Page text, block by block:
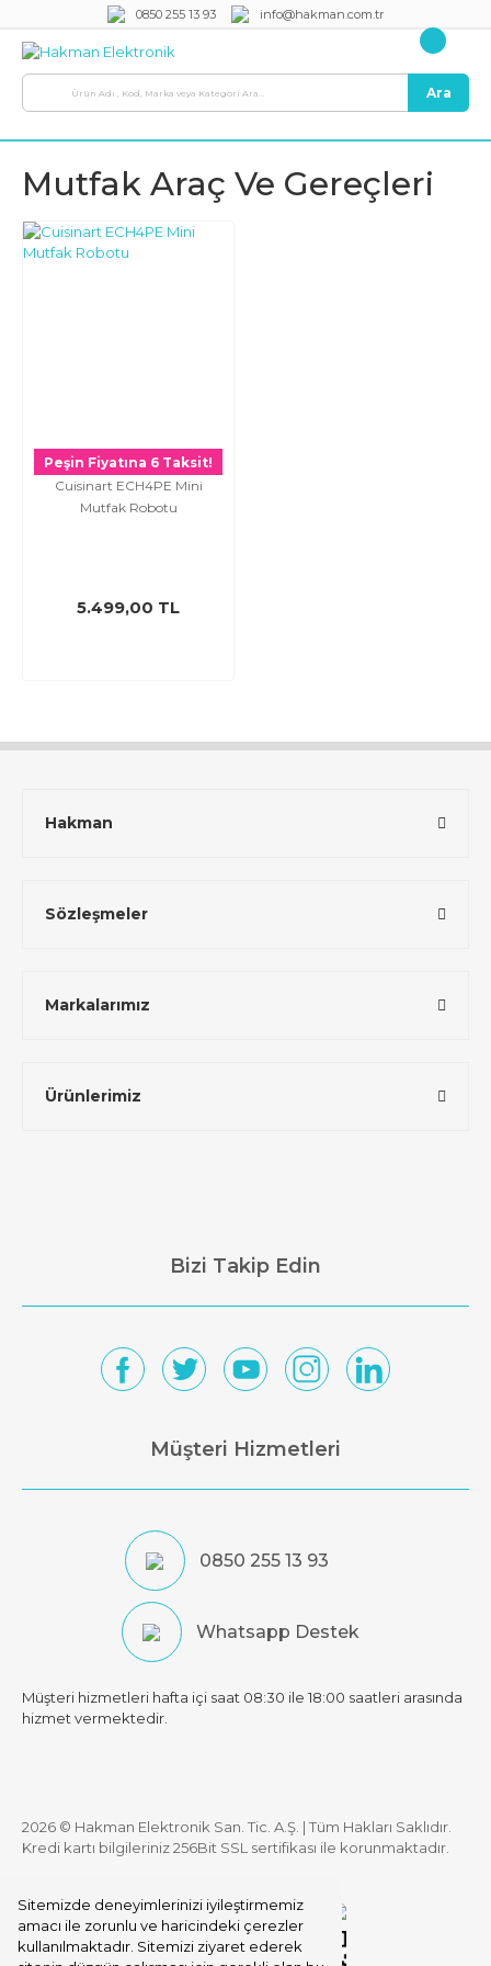
Sitemizde deneyimlerinizi iyileştirmemiz
amacı ile zorunlu ve haricindeki çerezler
kullanılmaktadır. Sitemizi ziyaret ederek
0850 255 13 93 info@hakman.com.tr
Ara
Mutfak Araç Ve Gereçleri
Peşin Fiyatına 6 Taksit!
Cuisinart ECH4PE Mini
Mutfak Robotu
5.499,00 TL
Hakman
Sözleşmeler
Markalarımız
Ürünlerimiz
Bizi Takip Edin
Müşteri Hizmetleri
0850 255 13 93
Whatsapp Destek
Müşteri hizmetleri hafta içi saat 08:30 ile 18:00 saatleri arasında
hizmet vermektedir.
2026 © Hakman Elektronik San. Tic. A.Ş. | Tüm Hakları Saklıdır.
Kredi kartı bilgileriniz 256Bit SSL sertifikası ile korunmaktadır.